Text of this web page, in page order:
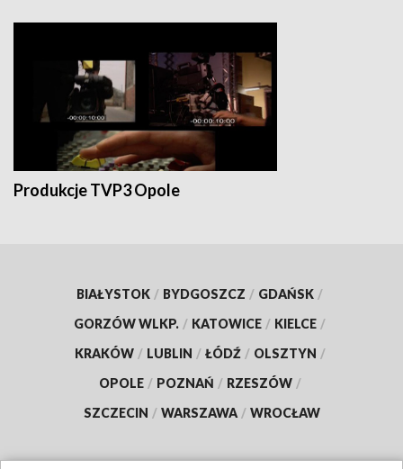
Produkcje TVP3 Opole
BIAŁYSTOK / BYDGOSZCZ / GDAŃSK /
GORZÓW WLKP. / KATOWICE / KIELCE /
KRAKÓW / LUBLIN / ŁÓDŹ / OLSZTYN /
OPOLE / POZNAŃ / RZESZÓW /
SZCZECIN / WARSZAWA / WROCŁAW